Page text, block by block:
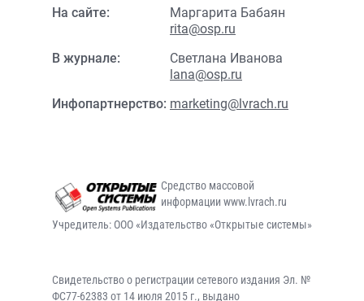
На сайте:
Маргарита Бабаян
rita@osp.ru
В журнале:
Светлана Иванова
lana@osp.ru
Инфопартнерство: marketing@lvrach.ru
Средство массовой
информации www.lvrach.ru
Учредитель: ООО «Издательство «Открытые системы»
Свидетельство о регистрации сетевого издания Эл. №
ФС77-62383 от 14 июля 2015 г., выдано